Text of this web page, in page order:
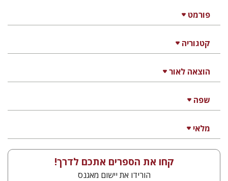
פורמט
קטגוריה
הוצאה לאור
שפה
מלאי
קחו את הספרים אתכם לדרך!
הורידו את יישום מאגנס